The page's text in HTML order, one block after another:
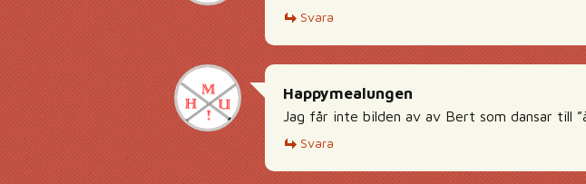
Svara
Happymealungen
Jag får inte bilden av av Bert som dansar till
Svara